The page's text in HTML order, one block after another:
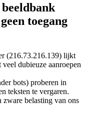
toegang
(216.73.216.139) lijkt
dubieuze aanroepen
bots) proberen in
teksten te vergaren.
zware belasting van ons